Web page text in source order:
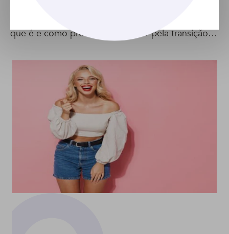
que é e como prevenir
passar pela transição